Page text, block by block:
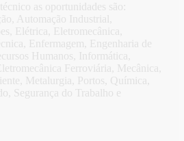
as oportunidades são:
Automação Industrial,
Elétrica, Eletromecânica,
Enfermagem, Engenharia de
Humanos, Informática,
Ferroviária, Mecânica,
Metalurgia, Portos, Química,
Segurança do Trabalho e